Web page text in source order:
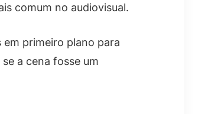
comum no audiovisual.
primeiro plano para
a cena fosse um